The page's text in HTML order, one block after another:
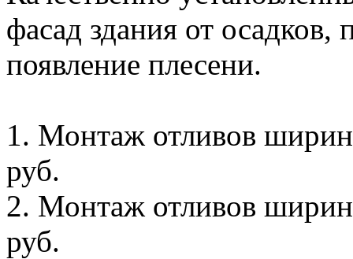
фасад здания от
появление плесени.
1. Монтаж отливов
руб.
2. Монтаж отливов
руб.